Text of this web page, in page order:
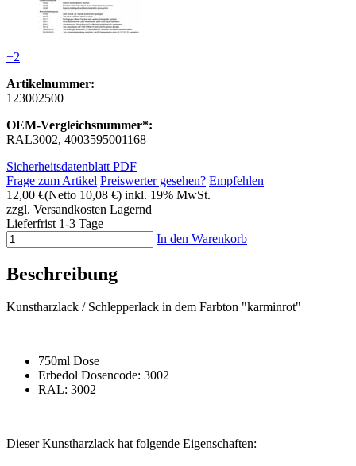
+2
Artikelnummer:
123002500
OEM-Vergleichsnummer*:
RAL3002, 4003595001168
Sicherheitsdatenblatt PDF
Frage zum Artikel Preiswerter gesehen? Empfehlen
12,00 €(Netto 10,08 €) inkl. 19% MwSt.
zzgl. Versandkosten Lagernd
Lieferfrist 1-3 Tage
In den Warenkorb
Beschreibung
Kunstharzlack / Schlepperlack in dem Farbton "karminrot"
750ml Dose
Erbedol Dosencode: 3002
RAL: 3002
Dieser Kunstharzlack hat folgende Eigenschaften: